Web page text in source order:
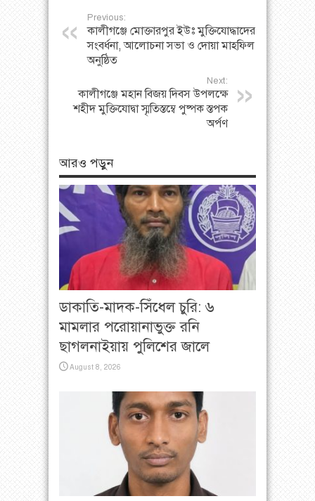
Previous:
কালীগঞ্জে মোক্তারপুর ইউঃ মুক্তিযোদ্ধাদের
সংবর্ধনা, আলোচনা সভা ও দোয়া মাহফিল
অনুষ্ঠিত
Next:
কালীগঞ্জে মহান বিজয় দিবস উপলক্ষে
শহীদ মুক্তিযোদ্বা স্মৃতিস্তম্বে পুষ্পক স্তপক
অর্পণ
আরও পড়ুন
ডাকাতি-মাদক-সিঁধেল চুরি: ৬
মামলার পরোয়ানাভুক্ত রনি
ছাগলনাইয়ায় পুলিশের জালে
August 8, 2026